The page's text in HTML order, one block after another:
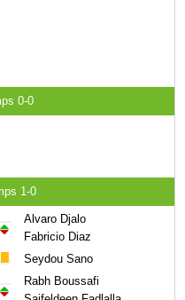
0-0
1-0
Alvaro Djalo
Fabricio Diaz
Seydou Sano
Rabh Boussafi